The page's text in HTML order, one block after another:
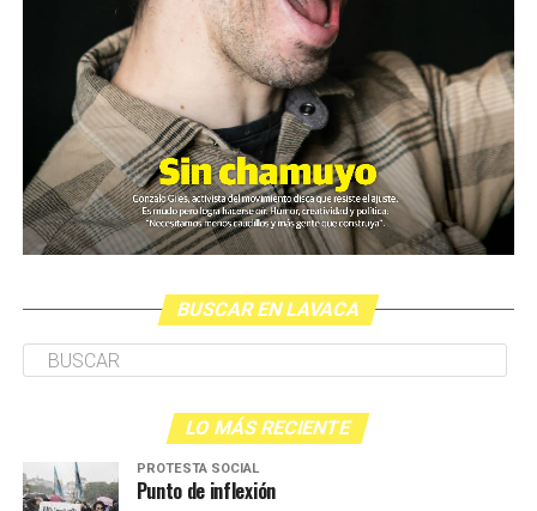
El video fue presentado este lunes en la sede de ARGRA
(Asociación de Reporteros Gráficos de la Argentina)
junto al SiPreBa (Sindicato de Prensa de Buenos Aires).
Paralelamente, y según lo que estila el gobierno, la
ministra Bullrich presentó en la Casa Rosada una noticia
distractiva; el anuncio sobre un supuesto proyecto de
ley contra los barras brava del fútbol (más allá de la
generalizada desmentida sobre la presencia de barras en
Durante la conferencia en ARGRA Paula Litvachky, del
CELS, planteó que otras tres personas también habían
sido apuntadas a la cabeza por armas policiales pese a
que se estipula el peligro mortal que implica esa forma
(Puede agregarse que el maestro Carlos Fuentealba fue
BUSCAR EN LAVACA
LO MÁS RECIENTE
PROTESTA SOCIAL
Punto de inflexión